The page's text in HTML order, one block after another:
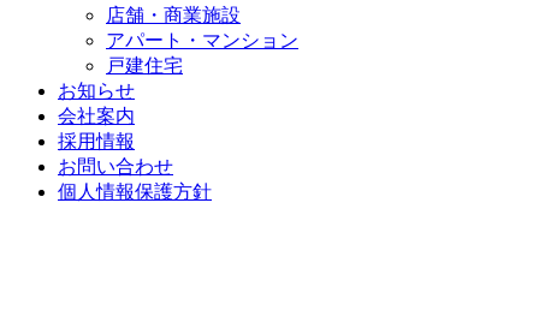
店舗・商業施設
アパート・マンション
戸建住宅
お知らせ
会社案内
採用情報
お問い合わせ
個人情報保護方針